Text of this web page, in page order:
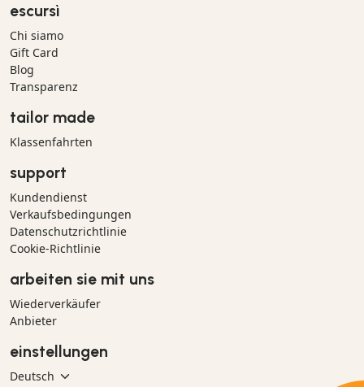
escursì
Chi siamo
Gift Card
Blog
Transparenz
tailor made
Klassenfahrten
support
Kundendienst
Verkaufsbedingungen
Datenschutzrichtlinie
Cookie-Richtlinie
arbeiten sie mit uns
Wiederverkäufer
Anbieter
einstellungen